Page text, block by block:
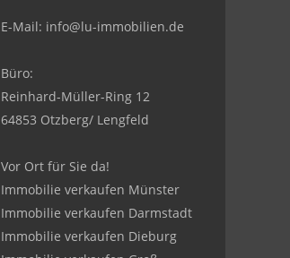
E-Mail: info@lu-immobilien.de
Büro:
Reinhard-Müller-Ring 12
64853 Otzberg/ Lengfeld
Vor Ort für Sie da!
Immobilie verkaufen Münster
Immobilie verkaufen Darmstadt
Immobilie verkaufen Dieburg